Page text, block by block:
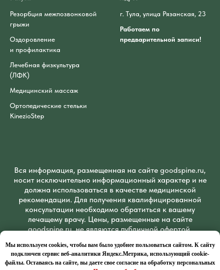
Мы используем cookies, чтобы вам было удобнее пользоваться сайтом. К cайту
подключен сервис веб-аналитики Яндекс.Метрика, использующий cookie-
файлы. Оставаясь на сайте, вы даете свое согласие на обработку персональных
Резорбция межпозвонковой
грыжи
Оздоровление
и профилактика
Лечебная физкультура
(ЛФК)
Медицинский массаж
Ортопедические стельки
KinezioStep
г. Тула, улица Рязанская, 23
Работаем по
предварительной записи!
Вся информация, размещенная на сайте goodspine.ru,
носит исключительно информационный характер и не
должна использоваться в качестве медицинской
рекомендации. Для получения квалифицированной
консультации необходимо обратиться к вашему
лечащему врачу. Цены, размещенные на сайте
goodspine.ru, не являются публичной офертой,
кодекса РФ.